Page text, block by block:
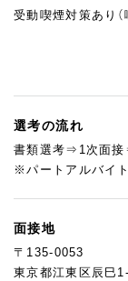
受動喫煙対策あり（
選考の流れ
書類選考⇒1次面
※パートアルバイ
面接地
〒135-0053
東京都江東区辰巳